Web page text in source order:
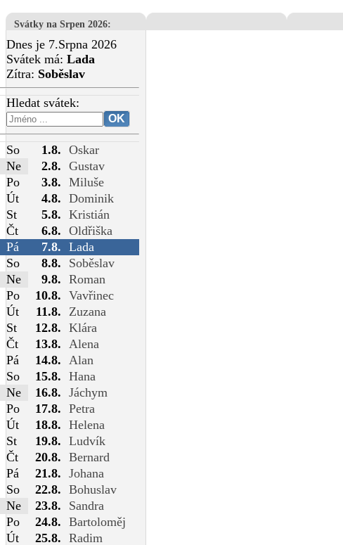
Svátky na Srpen 2026:
Dnes je 7.Srpna 2026
Svátek má: Lada
Zítra: Soběslav
Hledat svátek:
So 1.8. Oskar
Ne
2.8. Gustav
Po
3.8. Miluše
Út
4.8. Dominik
St
5.8. Kristián
Čt
6.8. Oldřiška
Pá
7.8. Lada
So
8.8.
Soběslav
Ne
9.8. Roman
Po
10.8. Vavřinec
Út
11.8.
Zuzana
St
12.8. Klára
Čt
13.8.
Alena
Pá
14.8.
Alan
So
15.8. Hana
Ne
16.8. Jáchym
Po
17.8. Petra
Út
18.8. Helena
St
19.8. Ludvík
Čt
20.8. Bernard
Pá
21.8. Johana
So
22.8. Bohuslav
Ne
23.8.
Sandra
Po
24.8. Bartoloměj
Út
25.8. Radim